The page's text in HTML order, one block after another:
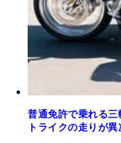
普通免許で乗れる
トライクの走りが